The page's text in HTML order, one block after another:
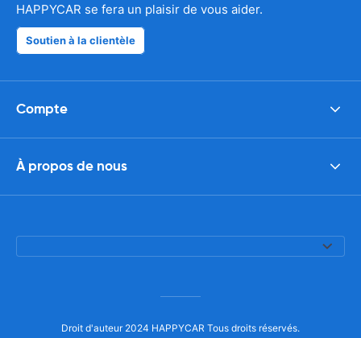
HAPPYCAR se fera un plaisir de vous aider.
Soutien à la clientèle
Compte
À propos de nous
Droit d'auteur 2024 HAPPYCAR Tous droits réservés.